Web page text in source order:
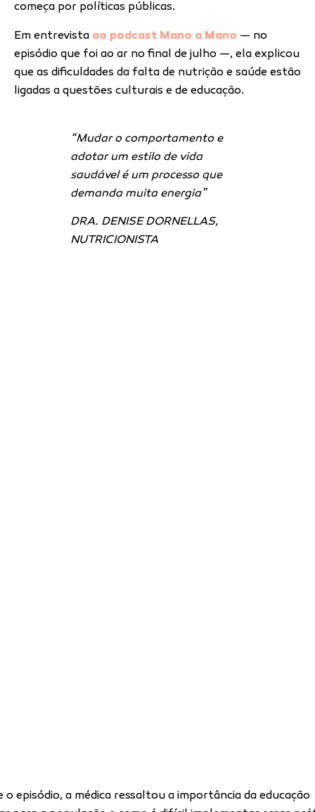
começa por políticas públicas.
Em entrevista ao podcast Mano a Mano — no
episódio que foi ao ar no final de julho —, ela explicou
que as dificuldades da falta de nutrição e saúde estão
ligadas a questões culturais e de educação.
“Mudar o comportamento e
adotar um estilo de vida
saudável é um processo que
demanda muita energia”
DRA. DENISE DORNELLAS,
NUTRICIONISTA
o episódio, a médica ressaltou a importância da educação